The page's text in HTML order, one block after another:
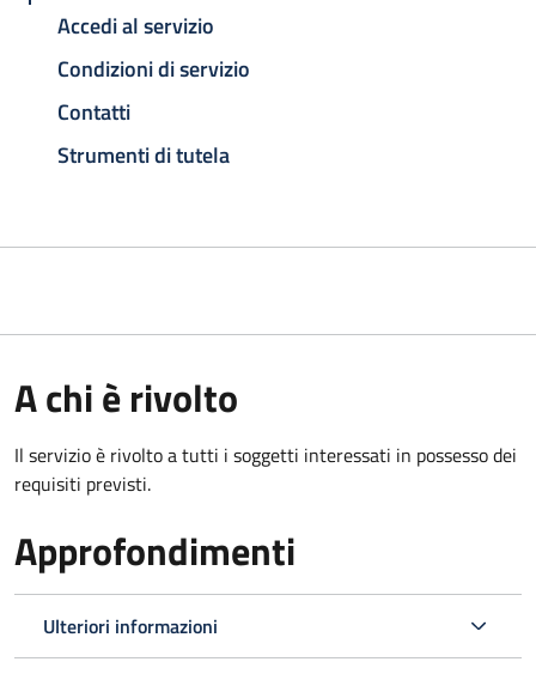
Accedi al servizio
Condizioni di servizio
Contatti
Strumenti di tutela
A chi è rivolto
Il servizio è rivolto a tutti i soggetti interessati in possesso dei
requisiti previsti.
Approfondimenti
Ulteriori informazioni